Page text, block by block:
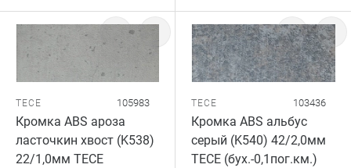
TECE 105983
Кромка ABS ароза
ласточкин хвост (K538)
22/1,0мм TECE
TECE 103436
Кромка ABS альбус
серый (K540) 42/2,0мм
TECE (бух.-0,1пог.км.)